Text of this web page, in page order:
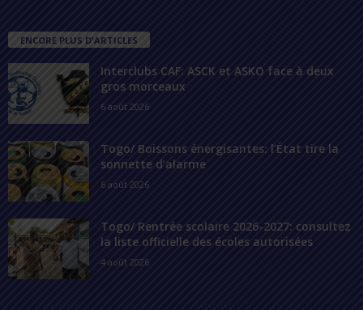
ENCORE PLUS D'ARTICLES
Interclubs CAF: ASCK et ASKO face à deux
gros morceaux
6 août 2026
Togo/ Boissons énergisantes: l’État tire la
sonnette d’alarme
6 août 2026
Togo/ Rentrée scolaire 2026-2027: consultez
la liste officielle des écoles autorisées
4 août 2026